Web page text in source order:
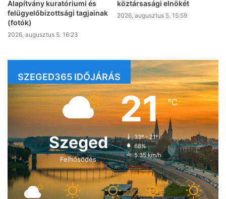
Alapítvány kuratóriumi és
felügyelőbizottsági tagjainak
(fotók)
2026, augusztus 5. 16:23
köztársasági elnökét
2026, augusztus 5. 15:59
SZEGED365 IDŐJÁRÁS
Szeged
Felhősödés
21℃
33º - 21º
68%
5.35 km/h